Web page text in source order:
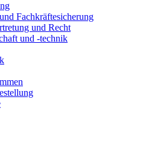
Fachkräftesicherung
und Recht
und -technik